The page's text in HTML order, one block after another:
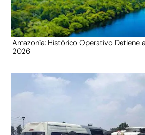
Amazonía: Histórico Operativo Detiene
2026